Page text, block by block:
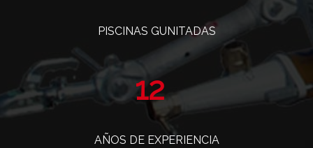
PISCINAS GUNITADAS
14
AÑOS DE EXPERIENCIA